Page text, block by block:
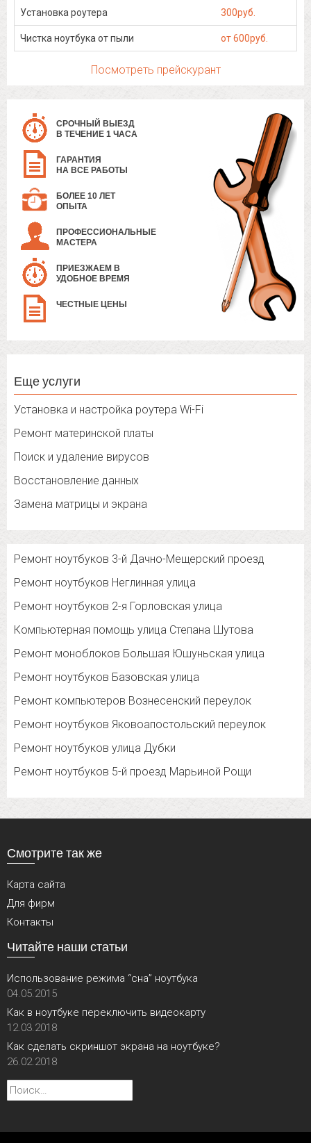
Установка роутера 300руб.
Чистка ноутбука от пыли от 600руб.
Посмотреть прейскурант
СРОЧНЫЙ ВЫЕЗД
В ТЕЧЕНИЕ 1 ЧАСА
ГАРАНТИЯ
НА ВСЕ РАБОТЫ
БОЛЕЕ 10 ЛЕТ
ОПЫТА
ПРОФЕССИОНАЛЬНЫЕ
МАСТЕРА
ПРИЕЗЖАЕМ В
УДОБНОЕ ВРЕМЯ
ЧЕСТНЫЕ ЦЕНЫ
Еще услуги
Установка и настройка роутера Wi-Fi
Ремонт материнской платы
Поиск и удаление вирусов
Восстановление данных
Замена матрицы и экрана
Ремонт ноутбуков 3-й Дачно-Мещерский проезд
Ремонт ноутбуков Неглинная улица
Ремонт ноутбуков 2-я Горловская улица
Компьютерная помощь улица Степана Шутова
Ремонт моноблоков Большая Юшуньская улица
Ремонт ноутбуков Базовская улица
Ремонт компьютеров Вознесенский переулок
Ремонт ноутбуков Яковоапостольский переулок
Ремонт ноутбуков улица Дубки
Ремонт ноутбуков 5-й проезд Марьиной Рощи
Смотрите так же
Карта сайта
Для фирм
Контакты
Читайте наши статьи
Использование режима “сна” ноутбука
04.05.2015
Как в ноутбуке переключить видеокарту
12.03.2018
Как сделать скриншот экрана на ноутбуке?
26.02.2018
Найти: